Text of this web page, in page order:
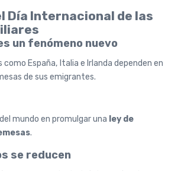
Día Internacional de las
un fenómeno nuevo
como España, Italia e Irlanda dependen en
de sus emigrantes.
mundo en promulgar una ley de
.
se reducen